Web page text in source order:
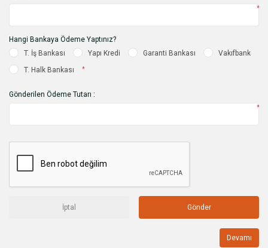
*
Hangi Bankaya Ödeme Yaptınız?
T. İş Bankası
Yapı Kredi Garanti Bankası
Vakıfbank
T. Halk Bankası
*
Gönderilen Ödeme Tutarı :
*
İptal Gönder
Devamı